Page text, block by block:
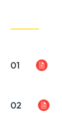
01
02